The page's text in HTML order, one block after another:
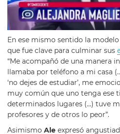
En ese mismo sentido la
que fue clave para culminar sus
“Me acompañó de una manera
llamaba por teléfono a mi casa
‘no dejes de estudiar’, me
muy común que uno tenga ese
determinados lugares (…) tuve
profesores y de otros lo peor”.
Asimismo Ale expresó